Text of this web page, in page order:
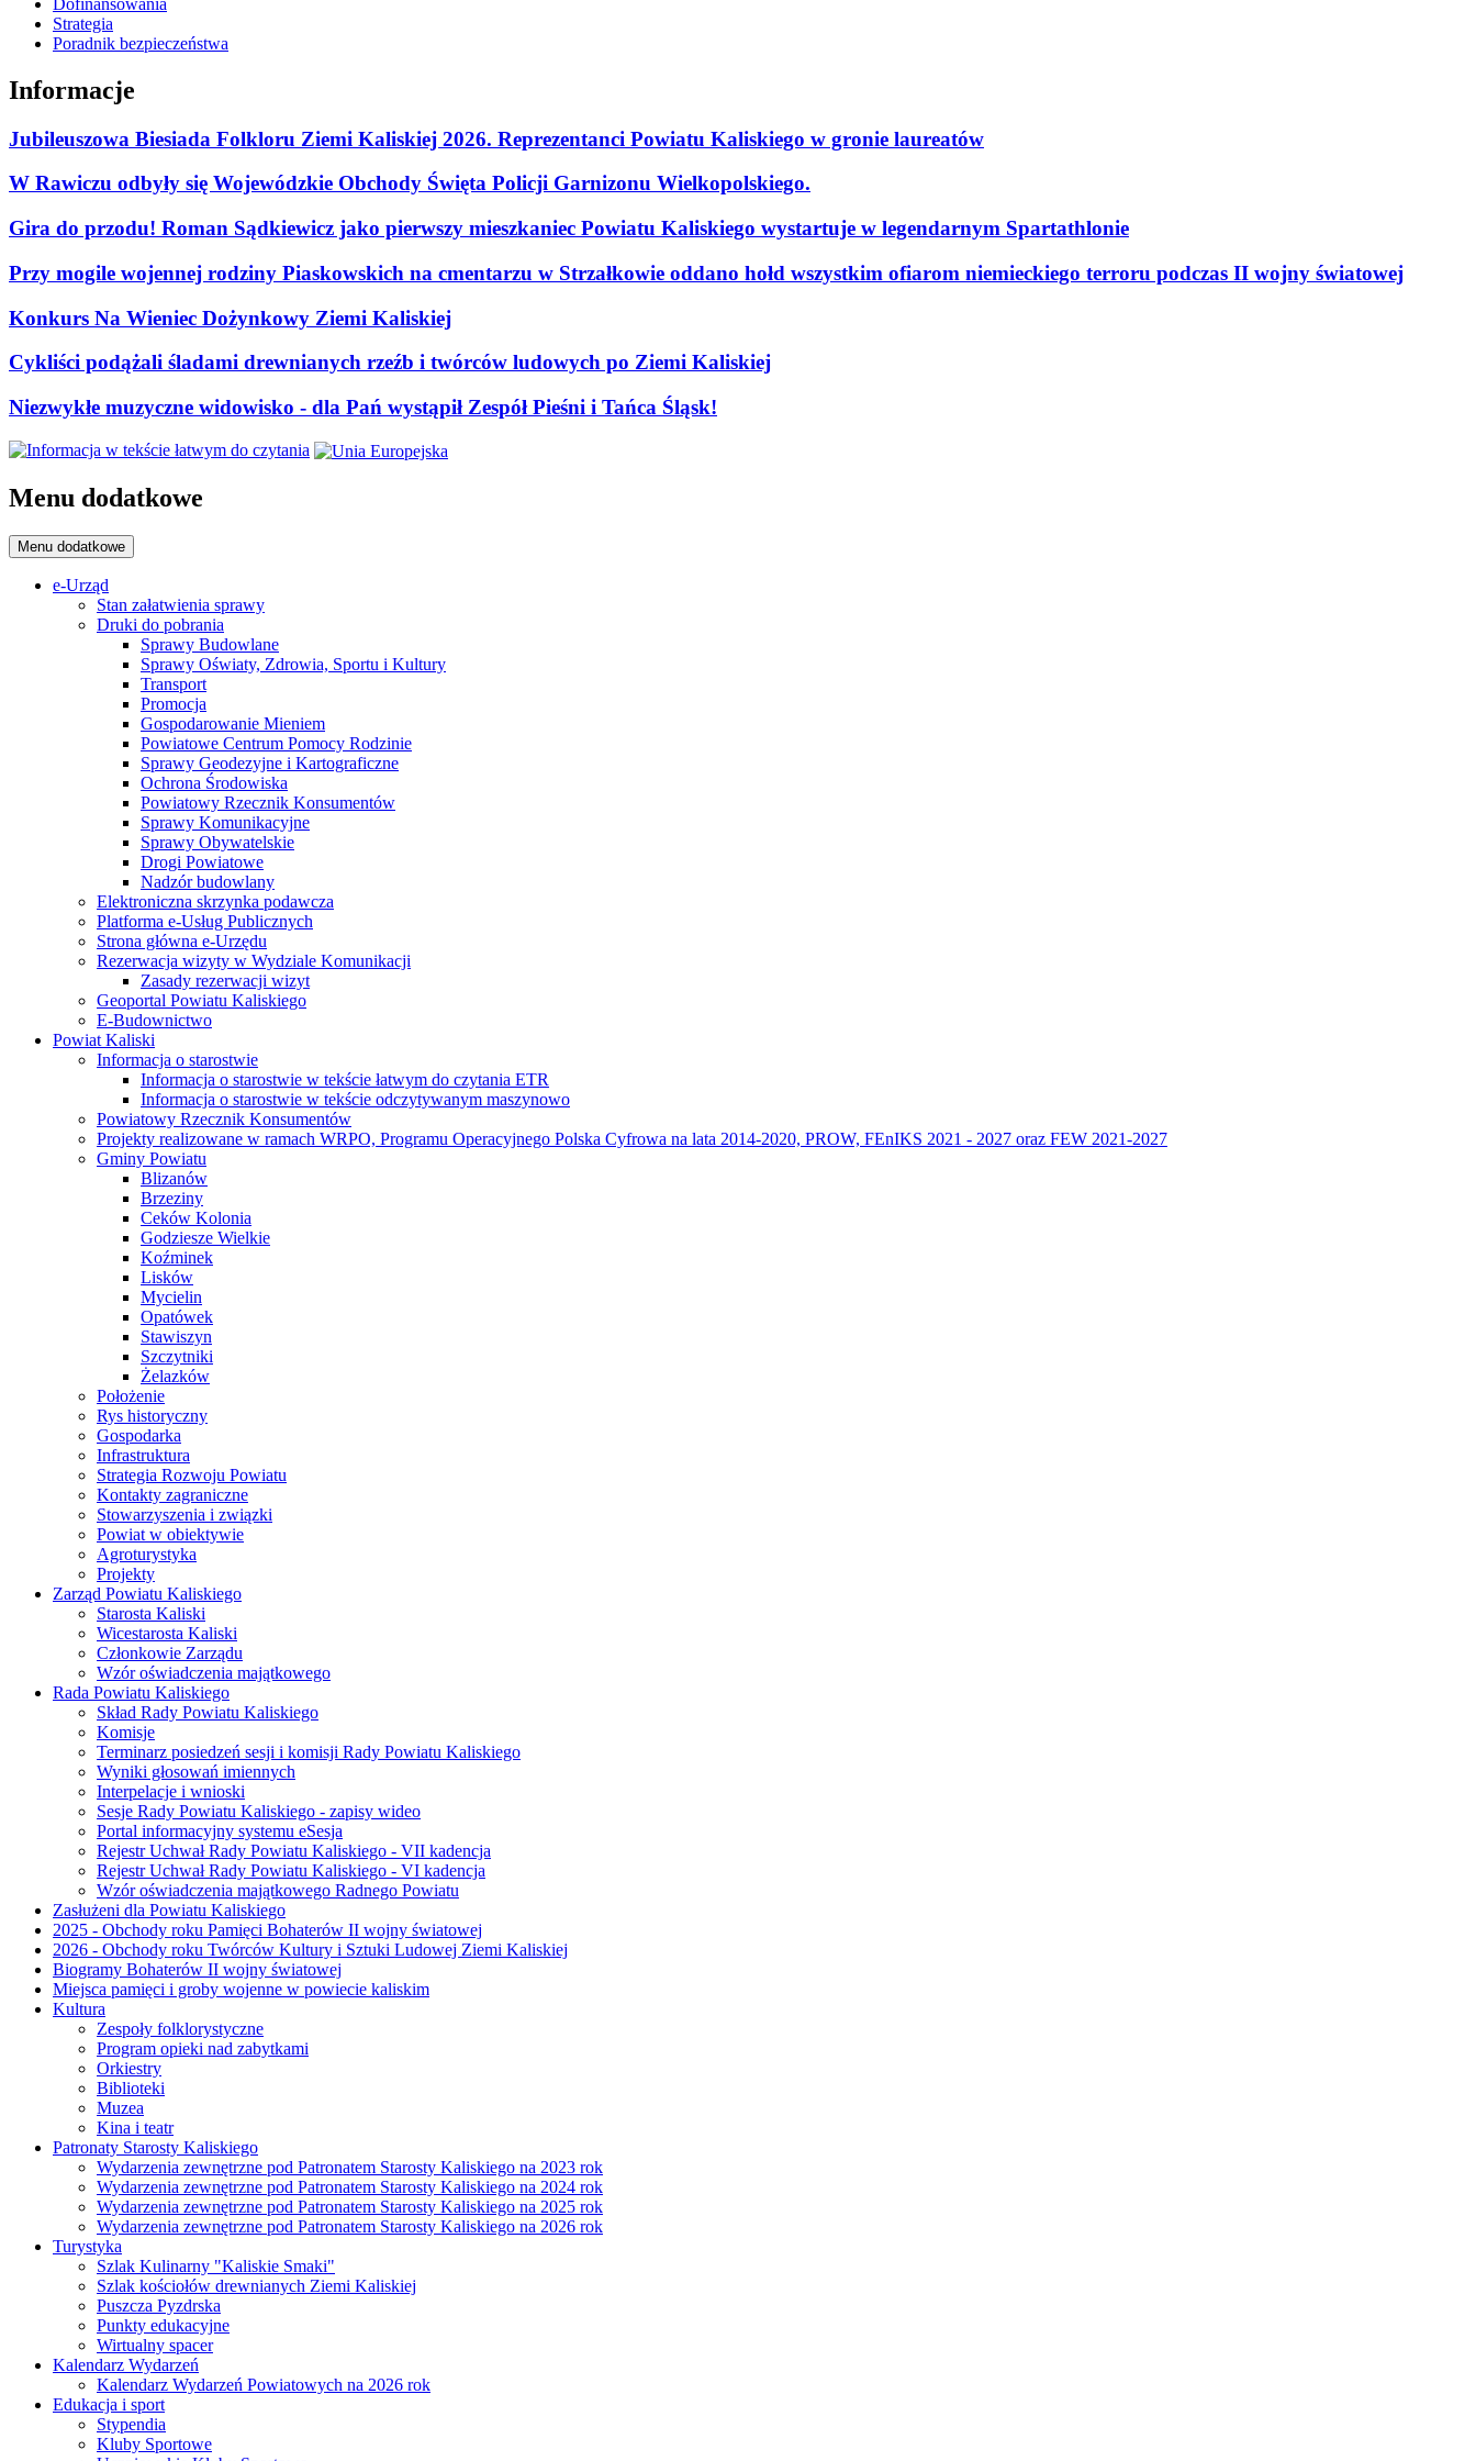
Dofinansowania
Strategia
Poradnik bezpieczeństwa
Informacje
Jubileuszowa Biesiada Folkloru Ziemi Kaliskiej 2026. Reprezentanci Powiatu Kaliskiego w gronie laureatów
W Rawiczu odbyły się Wojewódzkie Obchody Święta Policji Garnizonu Wielkopolskiego.
Gira do przodu! Roman Sądkiewicz jako pierwszy mieszkaniec Powiatu Kaliskiego wystartuje w legendarnym Spartathlonie
Przy mogile wojennej rodziny Piaskowskich na cmentarzu w Strzałkowie oddano hołd wszystkim ofiarom niemieckiego terroru podczas II wojny światowej
Konkurs Na Wieniec Dożynkowy Ziemi Kaliskiej
Cykliści podążali śladami drewnianych rzeźb i twórców ludowych po Ziemi Kaliskiej
Niezwykłe muzyczne widowisko - dla Pań wystąpił Zespół Pieśni i Tańca Śląsk!
Menu dodatkowe
Menu dodatkowe
e-Urząd
Stan załatwienia sprawy
Druki do pobrania
Sprawy Budowlane
Sprawy Oświaty, Zdrowia, Sportu i Kultury
Transport
Promocja
Gospodarowanie Mieniem
Powiatowe Centrum Pomocy Rodzinie
Sprawy Geodezyjne i Kartograficzne
Ochrona Środowiska
Powiatowy Rzecznik Konsumentów
Sprawy Komunikacyjne
Sprawy Obywatelskie
Drogi Powiatowe
Nadzór budowlany
Elektroniczna skrzynka podawcza
Platforma e-Usług Publicznych
Strona główna e-Urzędu
Rezerwacja wizyty w Wydziale Komunikacji
Zasady rezerwacji wizyt
Geoportal Powiatu Kaliskiego
E-Budownictwo
Powiat Kaliski
Informacja o starostwie
Informacja o starostwie w tekście łatwym do czytania ETR
Informacja o starostwie w tekście odczytywanym maszynowo
Powiatowy Rzecznik Konsumentów
Projekty realizowane w ramach WRPO, Programu Operacyjnego Polska Cyfrowa na lata 2014-2020, PROW, FEnIKS 2021 - 2027 oraz FEW 2021-2027
Gminy Powiatu
Blizanów
Brzeziny
Ceków Kolonia
Godziesze Wielkie
Koźminek
Lisków
Mycielin
Opatówek
Stawiszyn
Szczytniki
Żelazków
Położenie
Rys historyczny
Gospodarka
Infrastruktura
Strategia Rozwoju Powiatu
Kontakty zagraniczne
Stowarzyszenia i związki
Powiat w obiektywie
Agroturystyka
Projekty
Zarząd Powiatu Kaliskiego
Starosta Kaliski
Wicestarosta Kaliski
Członkowie Zarządu
Wzór oświadczenia majątkowego
Rada Powiatu Kaliskiego
Skład Rady Powiatu Kaliskiego
Komisje
Terminarz posiedzeń sesji i komisji Rady Powiatu Kaliskiego
Wyniki głosowań imiennych
Interpelacje i wnioski
Sesje Rady Powiatu Kaliskiego - zapisy wideo
Portal informacyjny systemu eSesja
Rejestr Uchwał Rady Powiatu Kaliskiego - VII kadencja
Rejestr Uchwał Rady Powiatu Kaliskiego - VI kadencja
Wzór oświadczenia majątkowego Radnego Powiatu
Zasłużeni dla Powiatu Kaliskiego
2025 - Obchody roku Pamięci Bohaterów II wojny światowej
2026 - Obchody roku Twórców Kultury i Sztuki Ludowej Ziemi Kaliskiej
Biogramy Bohaterów II wojny światowej
Miejsca pamięci i groby wojenne w powiecie kaliskim
Kultura
Zespoły folklorystyczne
Program opieki nad zabytkami
Orkiestry
Biblioteki
Muzea
Kina i teatr
Patronaty Starosty Kaliskiego
Wydarzenia zewnętrzne pod Patronatem Starosty Kaliskiego na 2023 rok
Wydarzenia zewnętrzne pod Patronatem Starosty Kaliskiego na 2024 rok
Wydarzenia zewnętrzne pod Patronatem Starosty Kaliskiego na 2025 rok
Wydarzenia zewnętrzne pod Patronatem Starosty Kaliskiego na 2026 rok
Turystyka
Szlak Kulinarny "Kaliskie Smaki"
Szlak kościołów drewnianych Ziemi Kaliskiej
Puszcza Pyzdrska
Punkty edukacyjne
Wirtualny spacer
Kalendarz Wydarzeń
Kalendarz Wydarzeń Powiatowych na 2026 rok
Edukacja i sport
Stypendia
Kluby Sportowe